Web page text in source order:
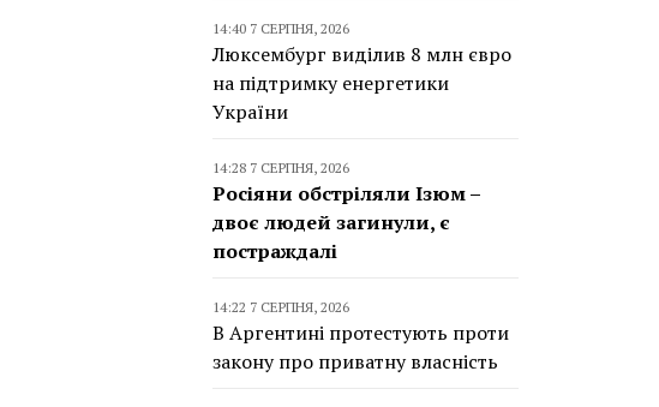
14:40 7 СЕРПНЯ, 2026
Люксембург виділив 8 млн євро
на підтримку енергетики
України
14:28 7 СЕРПНЯ, 2026
Росіяни обстріляли Ізюм –
двоє людей загинули, є
постраждалі
14:22 7 СЕРПНЯ, 2026
В Аргентині протестують проти
закону про приватну власність